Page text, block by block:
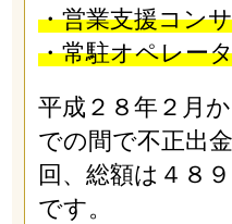
・営業支援コン
・常駐オペレー
平成２８年２月
での間で不正出
回、総額は４８
です。